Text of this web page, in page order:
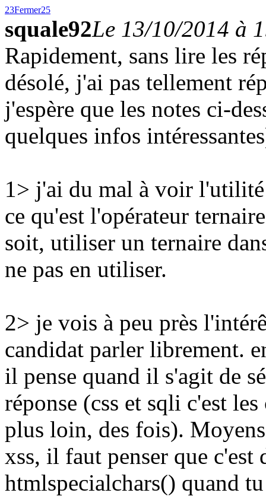
23Fermer25
squale92Le 13/10/2014 à
Rapidement, sans lire les
désolé, j'ai pas tellement
j'espère que les notes ci-
quelques infos
1> j'ai du mal à voir
ce qu'est l'opérateur
soit, utiliser un ternaire
ne pas en utiliser.
2> je vois à peu près
candidat parler librement.
il pense quand il s'agit de
réponse (css et sqli c'est
plus loin, des fois).
xss, il faut penser que c'est
htmlspecialchars() quand